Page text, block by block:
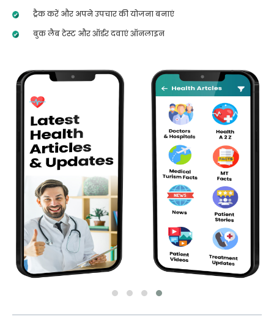
ट्रैक करें और अपने उपचार की योजना बनाएं
बुक लैब टेस्ट और ऑर्डर दवाएं ऑनलाइन